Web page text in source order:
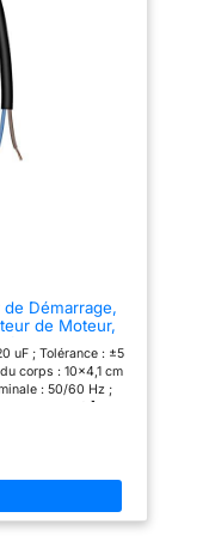
Démarrage,
de Moteur,
pour Pompe
uF ; Tolérance : ±5
corps : 10x4,1 cm
: 50/60 Hz ;
systèmes et
pratique pour les
CBB60
de moteurs